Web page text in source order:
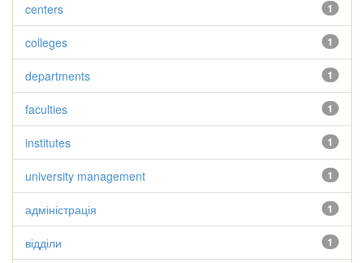
1
centers
1
colleges
1
departments
1
faculties
1
institutes
1
university management
1
адміністрація
1
відділи